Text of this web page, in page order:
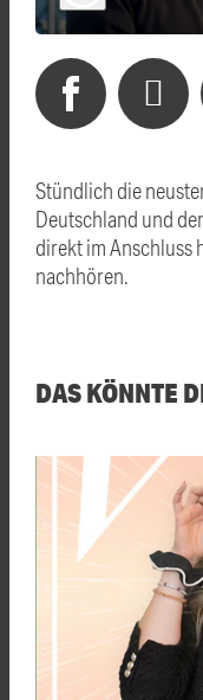
Stündlich die
Deutschland und
direkt im Anschluss
nachhören.
DAS KÖNNTE